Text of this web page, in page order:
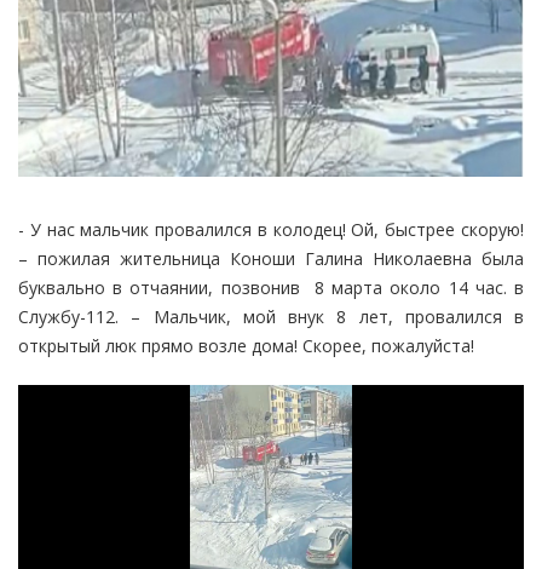
- У нас мальчик провалился в колодец! Ой, быстрее скорую!
– пожилая жительница Коноши Галина Николаевна была
буквально в отчаянии, позвонив 8 марта около 14 час. в
Службу-112. – Мальчик, мой внук 8 лет, провалился в
открытый люк прямо возле дома! Скорее, пожалуйста!